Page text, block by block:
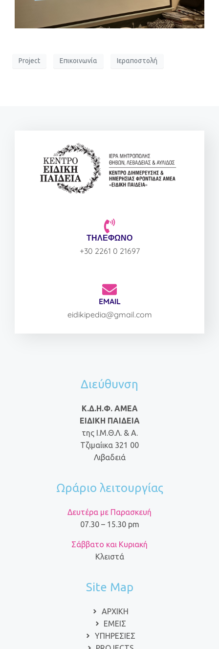
Project Επικοινωνία Ιεραποστολή
ΤΗΛΕΦΩΝΟ
+30 2261 0 21697
EMAIL
eidikipedia@gmail.com
Διεύθυνση
Κ.Δ.Η.Φ. ΑΜΕΑ
ΕΙΔΙΚΗ ΠΑΙΔΕΙΑ
της Ι.Μ.Θ.Λ. & Α.
Τζιμαίικα 321 00
Λιβαδειά
Ωράριο λειτουργίας
Δευτέρα με Παρασκευή
07.30 – 15.30 pm
Σάββατο και Κυριακή
Κλειστά
Site Map
ΑΡΧΙΚΗ
ΕΜΕΙΣ
ΥΠΗΡΕΣΙΕΣ